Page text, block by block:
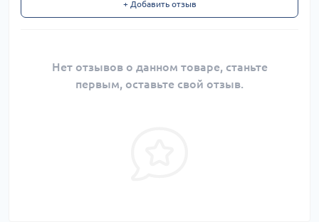
+ Добавить отзыв
Нет отзывов о данном товаре, станьте
первым, оставьте свой отзыв.